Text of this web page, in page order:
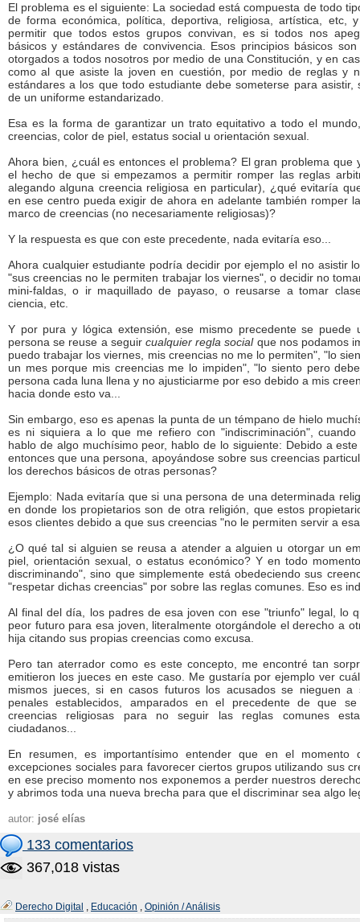
El problema es el siguiente: La sociedad está compuesta de todo
de forma económica, política, deportiva, religiosa, artística, etc,
permitir que todos estos grupos convivan, es si todos nos
básicos y estándares de convivencia. Esos principios básicos
otorgados a todos nosotros por medio de una Constitución, y en
como al que asiste la joven en cuestión, por medio de reglas y
estándares a los que todo estudiante debe someterse para
de un uniforme estandarizado.
Esa es la forma de garantizar un trato equitativo a todo el
creencias, color de piel, estatus social u orientación sexual.
Ahora bien, ¿cuál es entonces el problema? El gran problema que
el hecho de que si empezamos a permitir romper las reglas
alegando alguna creencia religiosa en particular), ¿qué evitaría
en ese centro pueda exigir de ahora en adelante también romper
marco de creencias (no necesariamente religiosas)?
Y la respuesta es que con este precedente, nada evitaría eso...
Ahora cualquier estudiante podría decidir por ejemplo el no asistir
"sus creencias no le permiten trabajar los viernes", o decidir no
mini-faldas, o ir maquillado de payaso, o reusarse a tomar
ciencia, etc.
Y por pura y lógica extensión, ese mismo precedente se puede
persona se reuse a seguir cualquier regla socialque nos podamos
puedo trabajar los viernes, mis creencias no me lo permiten", "lo
un mes porque mis creencias me lo impiden", "lo siento pero
persona cada luna llena y no ajusticiarme por eso debido a mis
hacia donde esto va...
Sin embargo, eso es apenas la punta de un témpano de hielo
es ni siquiera a lo que me refiero con "indiscriminación", cuando
hablo de algo muchísimo peor, hablo de lo siguiente: Debido a
entonces que una persona, apoyándose sobre sus creencias
los derechos básicos de otras personas?
Ejemplo: Nada evitaría que si una persona de una determinada
en donde los propietarios son de otra religión, que estos
esos clientes debido a que sus creencias "no le permiten servir a
¿O qué tal si alguien se reusa a atender a alguien u otorgar un
piel, orientación sexual, o estatus económico? Y en todo
discriminando", sino que simplemente está obedeciendo sus
"respetar dichas creencias" por sobre las reglas comunes. Eso es
Al final del día, los padres de esa joven con ese "triunfo" legal, lo
peor futuro para esa joven, literalmente otorgándole el derecho a
hija citando sus propias creencias como excusa.
Pero tan aterrador como es este concepto, me encontré tan
emitieron los jueces en este caso. Me gustaría por ejemplo ver
mismos jueces, si en casos futuros los acusados se nieguen a
penales establecidos, amparados en el precedente de que
creencias religiosas para no seguir las reglas comunes
ciudadanos...
En resumen, es importantísimo entender que en el momento
excepciones sociales para favorecer ciertos grupos utilizando sus
en ese preciso momento nos exponemos a perder nuestros
y abrimos toda una nueva brecha para que el discriminar sea algo
autor: josé elías
133 comentarios
367,018 vistas
Derecho Digital , Educación , Opinión / Análisis